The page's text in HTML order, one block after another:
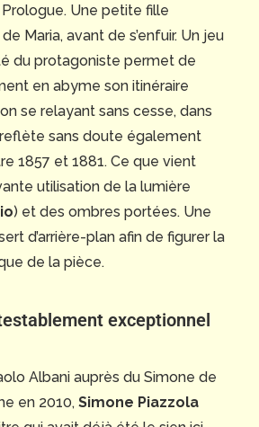
Une petite fille
Maria, avant de s’enfuir. Un jeu
du protagoniste permet de
en abyme son itinéraire
se relayant sans cesse, dans
sans doute également
1857 et 1881. Ce que vient
utilisation de la lumière
) et des ombres portées. Une
d’arrière-plan afin de figurer la
de la pièce.
exceptionnel
Albani auprès du Simone de
en 2010, Simone Piazzola